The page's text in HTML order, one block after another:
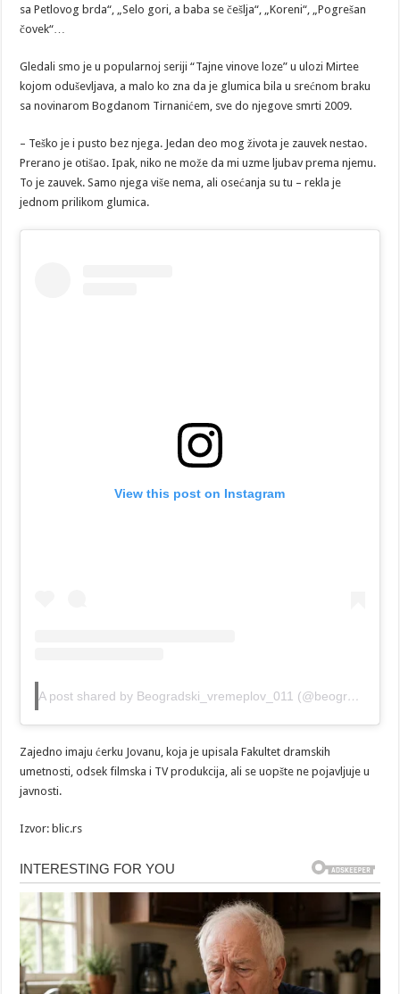
sa Petlovog brda“, „Selo gori, a baba se češlja“, „Koreni“, „Pogrešan
čovek“…
Gledali smo je u popularnoj seriji “Tajne vinove loze” u ulozi Mirtee
kojom oduševljava, a malo ko zna da je glumica bila u srećnom braku
sa novinarom Bogdanom Tirnanićem, sve do njegove smrti 2009.
– Teško je i pusto bez njega. Jedan deo mog života je zauvek nestao.
Prerano je otišao. Ipak, niko ne može da mi uzme ljubav prema njemu.
To je zauvek. Samo njega više nema, ali osećanja su tu – rekla je
jednom prilikom glumica.
View this post on Instagram
A post shared by Beogradski_vremeplov_011 (@beogradski_vremeplov_011)
Zajedno imaju ćerku Jovanu, koja je upisala Fakultet dramskih
umetnosti, odsek filmska i TV produkcija, ali se uopšte ne pojavljuje u
javnosti.
Izvor: blic.rs